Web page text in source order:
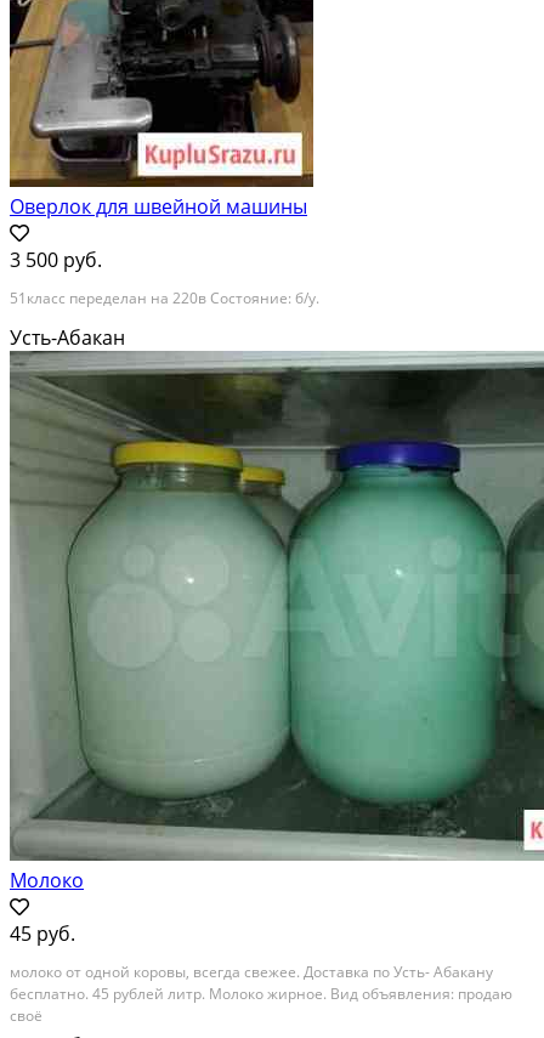
Оверлок для швейной машины
3 500 руб.
51класс переделан на 220в Состояние: б/у.
Усть-Абакан
Молоко
45 руб.
молоко от одной коровы, всегда свежее. Доставка по Усть- Абакану
бесплатно. 45 рублей литр. Молоко жирное. Вид объявления: продаю
своё